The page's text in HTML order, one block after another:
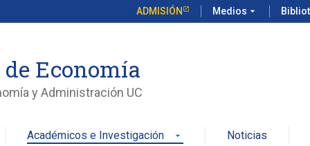
ADMISIÓN Medios arrow_drop_down
Economía
y Administración UC
Académicos e Investigación arrow_drop_down Noticias